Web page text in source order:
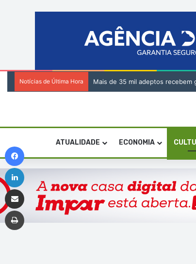
Notícias de Última Hora Tribunal da Relação de
ATUALIDADE ECONOMIA
Linkedin
Imprimir